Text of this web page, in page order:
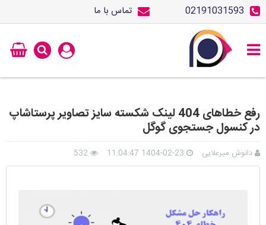
02191031593 تماس با ما
رفع خطاهای 404 لینک شکسته سایز تصاویر پرستاشاپ
در کنسول جستجوی گوگل
دانوش میرعلایی 1404-02-23 11:04:47